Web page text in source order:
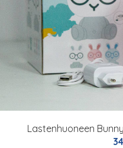
Lastenhuoneen